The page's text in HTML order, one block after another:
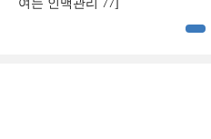
여는 인맥관리 77]